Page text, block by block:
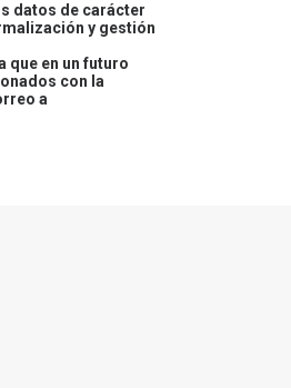
datos de carácter
y gestión
que en un futuro
con la
a